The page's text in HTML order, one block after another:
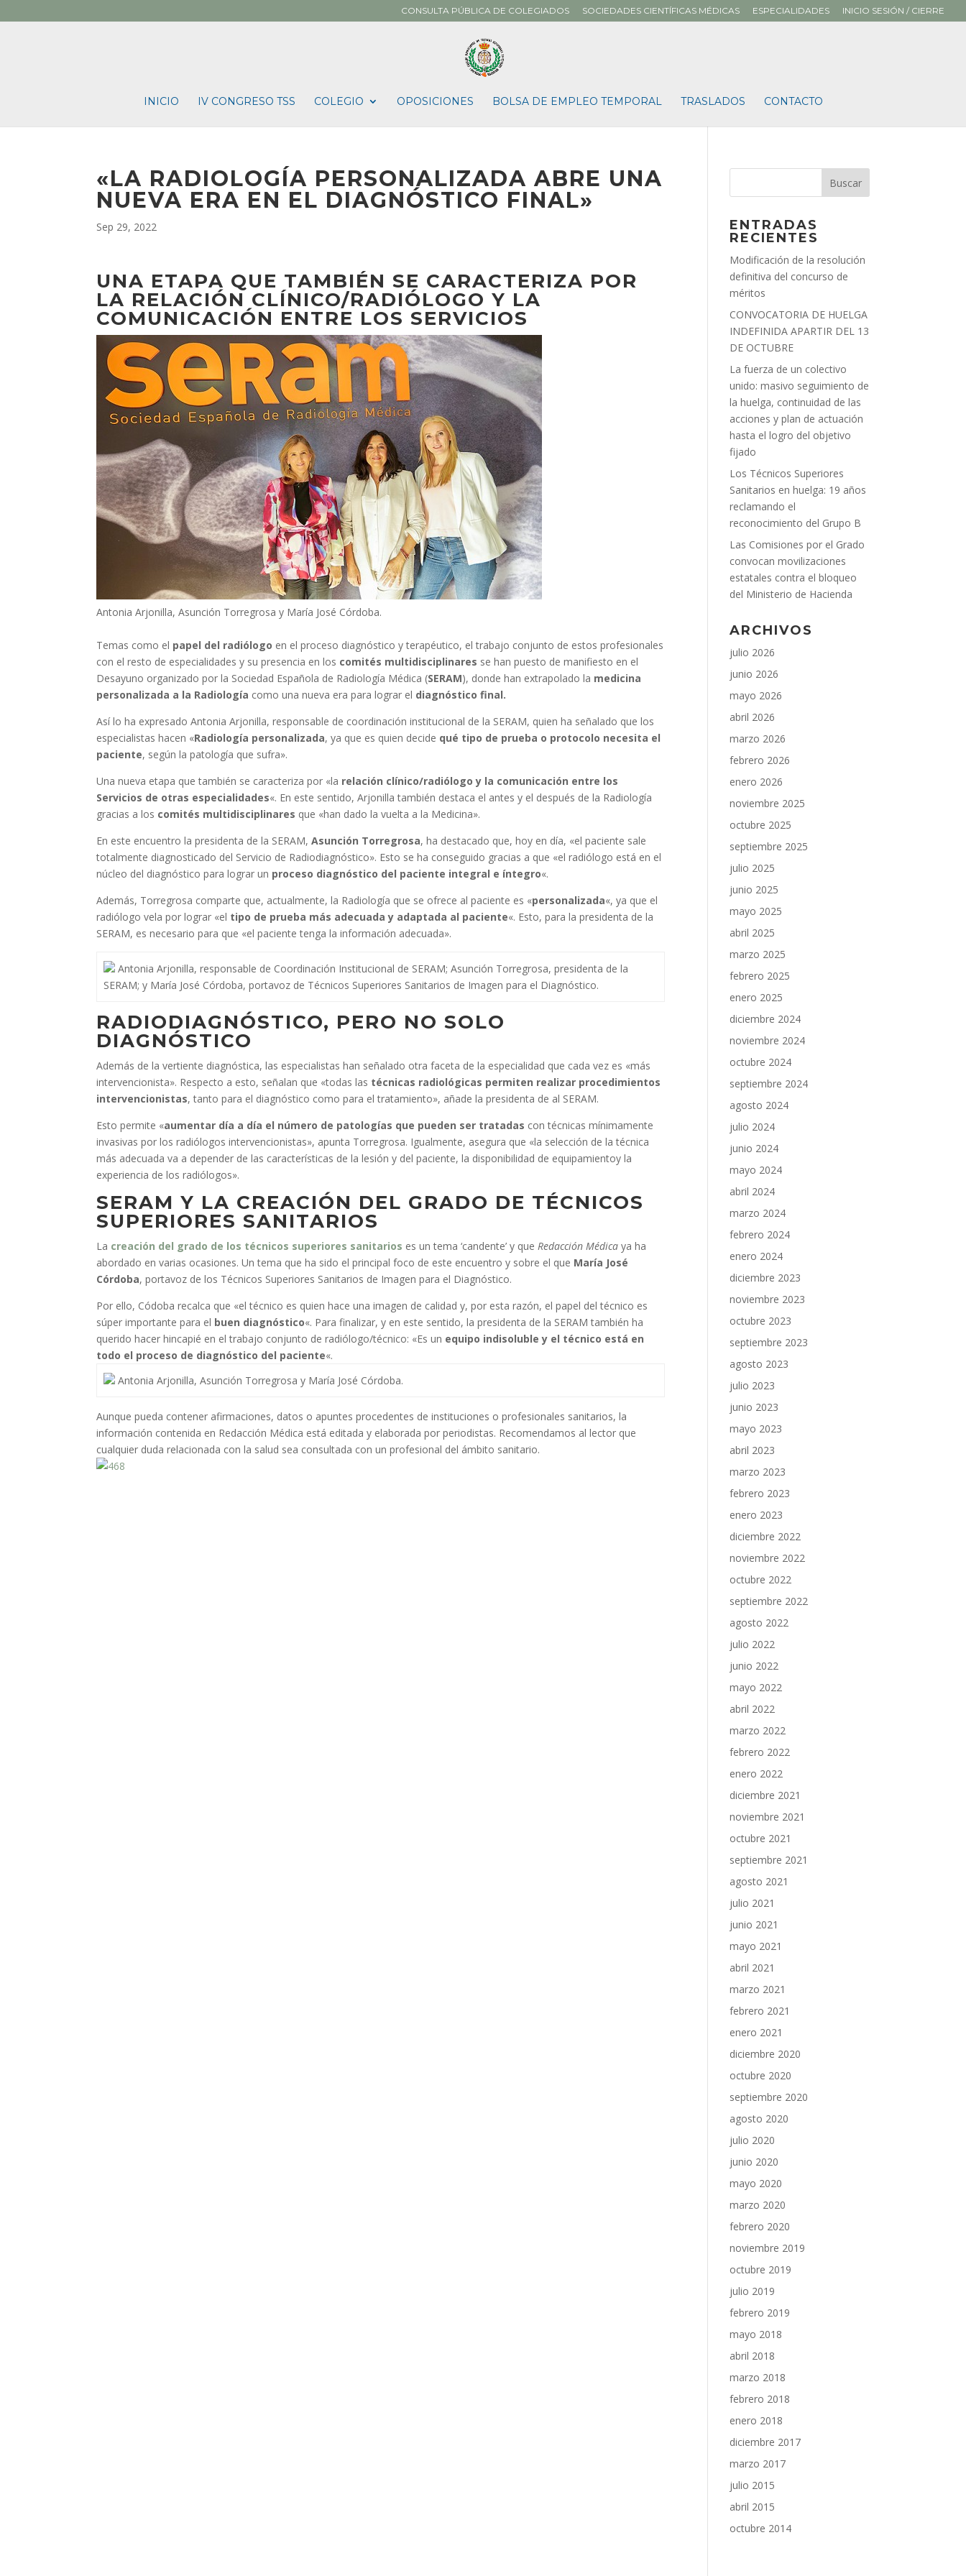
CONSULTA PÚBLICA DE COLEGIADOS SOCIEDADES CIENTÍFICAS MÉDICAS ESPECIALIDADES INICIO SESIÓN / CIERRE
INICIO IV CONGRESO TSS COLEGIO OPOSICIONES BOLSA DE EMPLEO TEMPORAL TRASLADOS CONTACTO
«LA RADIOLOGÍA PERSONALIZADA ABRE UNA
NUEVA ERA EN EL DIAGNÓSTICO FINAL»
Sep 29, 2022
UNA ETAPA QUE TAMBIÉN SE CARACTERIZA POR
LA RELACIÓN CLÍNICO/RADIÓLOGO Y LA
COMUNICACIÓN ENTRE LOS SERVICIOS
Antonia Arjonilla, Asunción Torregrosa y María José Córdoba.
Temas como el papel del radiólogo en el proceso diagnóstico y terapéutico, el trabajo conjunto de estos profesionales
con el resto de especialidades y su presencia en los comités multidisciplinares se han puesto de manifiesto en el
Desayuno organizado por la Sociedad Española de Radiología Médica (SERAM), donde han extrapolado la medicina
personalizada a la Radiología como una nueva era para lograr el diagnóstico final.
Así lo ha expresado Antonia Arjonilla, responsable de coordinación institucional de la SERAM, quien ha señalado que los
especialistas hacen «Radiología personalizada, ya que es quien decide qué tipo de prueba o protocolo necesita el
paciente, según la patología que sufra».
Una nueva etapa que también se caracteriza por «la relación clínico/radiólogo y la comunicación entre los
Servicios de otras especialidades«. En este sentido, Arjonilla también destaca el antes y el después de la Radiología
gracias a los comités multidisciplinares que «han dado la vuelta a la Medicina».
En este encuentro la presidenta de la SERAM,Asunción Torregrosa, ha destacado que, hoy en día, «el paciente sale
totalmente diagnosticado del Servicio de Radiodiagnóstico». Esto se ha conseguido gracias a que «el radiólogo está en el
núcleo del diagnóstico para lograr un proceso diagnóstico del paciente integral e íntegro«.
Además, Torregrosa comparte que, actualmente, la Radiología que se ofrece al paciente es «personalizada«, ya que el
radiólogo vela por lograr «el tipo de prueba más adecuada y adaptada al paciente«. Esto, para la presidenta de la
SERAM, es necesario para que «el paciente tenga la información adecuada».
Antonia Arjonilla, responsable de Coordinación Institucional de SERAM; Asunción Torregrosa, presidenta de la
SERAM; y María José Córdoba, portavoz de Técnicos Superiores Sanitarios de Imagen para el Diagnóstico.
RADIODIAGNÓSTICO, PERO NO SOLO
DIAGNÓSTICO
Además de la vertiente diagnóstica, las especialistas han señalado otra faceta de la especialidad que cada vez es «más
intervencionista». Respecto a esto, señalan que «todas las técnicas radiológicas permiten realizar procedimientos
intervencionistas, tanto para el diagnóstico como para el tratamiento», añade la presidenta de al SERAM.
Esto permite «aumentar día a día el número de patologías que pueden ser tratadas con técnicas mínimamente
invasivas por los radiólogos intervencionistas», apunta Torregrosa. Igualmente, asegura que «la selección de la técnica
más adecuada va a depender de las características de la lesión y del paciente, la disponibilidad de equipamientoy la
experiencia de los radiólogos».
SERAM Y LA CREACIÓN DEL GRADO DE TÉCNICOS
SUPERIORES SANITARIOS
La creación del grado de los técnicos superiores sanitarios es un tema ‘candente’ y queRedacción Médica ya ha
abordado en varias ocasiones. Un tema que ha sido el principal foco de este encuentro y sobre el que María José
Córdoba, portavoz de los Técnicos Superiores Sanitarios de Imagen para el Diagnóstico.
Por ello, Códoba recalca que «el técnico es quien hace una imagen de calidad y, por esta razón, el papel del técnico es
súper importante para el buen diagnóstico«. Para finalizar, y en este sentido, la presidenta de la SERAM también ha
querido hacer hincapié en el trabajo conjunto de radiólogo/técnico: «Es un equipo indisoluble y el técnico está en
todo el proceso de diagnóstico del paciente«.
Antonia Arjonilla, Asunción Torregrosa y María José Córdoba.
Aunque pueda contener afirmaciones, datos o apuntes procedentes de instituciones o profesionales sanitarios, la
información contenida en Redacción Médica está editada y elaborada por periodistas. Recomendamos al lector que
cualquier duda relacionada con la salud sea consultada con un profesional del ámbito sanitario.
ENTRADAS
RECIENTES
Modificación de la resolución
definitiva del concurso de
méritos
CONVOCATORIA DE HUELGA
INDEFINIDA APARTIR DEL 13
DE OCTUBRE
La fuerza de un colectivo
unido: masivo seguimiento de
la huelga, continuidad de las
acciones y plan de actuación
hasta el logro del objetivo
fijado
Los Técnicos Superiores
Sanitarios en huelga: 19 años
reclamando el
reconocimiento del Grupo B
Las Comisiones por el Grado
convocan movilizaciones
estatales contra el bloqueo
del Ministerio de Hacienda
ARCHIVOS
julio 2026
junio 2026
mayo 2026
abril 2026
marzo 2026
febrero 2026
enero 2026
noviembre 2025
octubre 2025
septiembre 2025
julio 2025
junio 2025
mayo 2025
abril 2025
marzo 2025
febrero 2025
enero 2025
diciembre 2024
noviembre 2024
octubre 2024
septiembre 2024
agosto 2024
julio 2024
junio 2024
mayo 2024
abril 2024
marzo 2024
febrero 2024
enero 2024
diciembre 2023
noviembre 2023
octubre 2023
septiembre 2023
agosto 2023
julio 2023
junio 2023
mayo 2023
abril 2023
marzo 2023
febrero 2023
enero 2023
diciembre 2022
noviembre 2022
octubre 2022
septiembre 2022
agosto 2022
julio 2022
junio 2022
mayo 2022
abril 2022
marzo 2022
febrero 2022
enero 2022
diciembre 2021
noviembre 2021
octubre 2021
septiembre 2021
agosto 2021
julio 2021
junio 2021
mayo 2021
abril 2021
marzo 2021
febrero 2021
enero 2021
diciembre 2020
octubre 2020
septiembre 2020
agosto 2020
julio 2020
junio 2020
mayo 2020
marzo 2020
febrero 2020
noviembre 2019
octubre 2019
julio 2019
febrero 2019
mayo 2018
abril 2018
marzo 2018
febrero 2018
enero 2018
diciembre 2017
marzo 2017
julio 2015
abril 2015
octubre 2014